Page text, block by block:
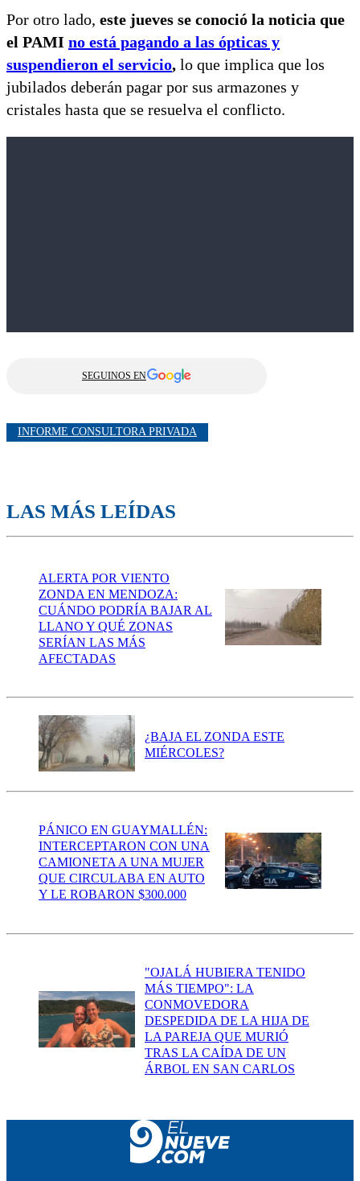
Por otro lado, este jueves se conoció la noticia que
el PAMI no está pagando a las ópticas y
suspendieron el servicio, lo que implica que los
jubilados deberán pagar por sus armazones y
cristales hasta que se resuelva el conflicto.
SEGUINOS EN
INFORME CONSULTORA PRIVADA
LAS MÁS LEÍDAS
ALERTA POR VIENTO
ZONDA EN MENDOZA:
CUÁNDO PODRÍA BAJAR AL
LLANO Y QUÉ ZONAS
SERÍAN LAS MÁS
AFECTADAS
¿BAJA EL ZONDA ESTE
MIÉRCOLES?
PÁNICO EN GUAYMALLÉN:
INTERCEPTARON CON UNA
CAMIONETA A UNA MUJER
QUE CIRCULABA EN AUTO
Y LE ROBARON $300.000
"OJALÁ HUBIERA TENIDO
MÁS TIEMPO": LA
CONMOVEDORA
DESPEDIDA DE LA HIJA DE
LA PAREJA QUE MURIÓ
TRAS LA CAÍDA DE UN
ÁRBOL EN SAN CARLOS